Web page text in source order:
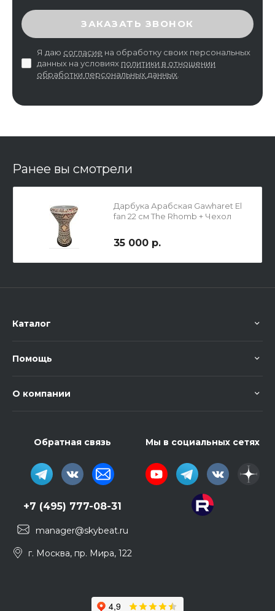
ВВЕДИТЕ ПРОВЕРОЧНЫЙ КОД
ЗАКАЗАТЬ ЗВОНОК
Я даю согласие на обработку своих персональных
данных на условиях политики в отношении
обработки персональных данных
Ранее вы смотрели
Дарбука Арабская Gawharet El
fan 22 см The Rhomb + Чехол
35 000 р.
Каталог
Помощь
О компании
Обратная связь
+7 (495) 777-08-31
manager@skybeat.ru
г. Москва, пр. Мира, 122
Мы в социальных сетях